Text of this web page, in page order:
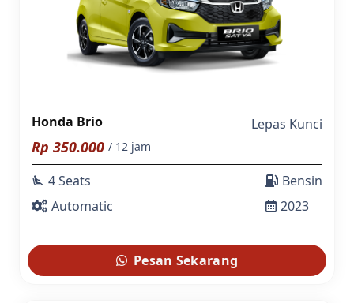
Honda Brio Lepas Kunci
Rp 350.000 / 12 jam
airline_seat_recline_extra 4 Seats
Automatic
Bensin
2023
Pesan Sekarang